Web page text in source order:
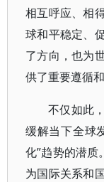
相互呼应、相
球和平稳定、
了方向，也为
供了重要遵循和
不仅如此
缓解当下全球
化”趋势的潜质
为国际关系和